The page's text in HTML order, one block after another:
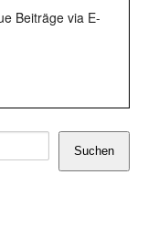
Beiträge via E-
Suchen